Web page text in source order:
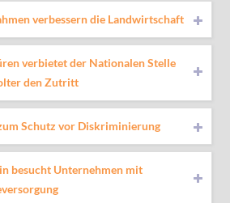
verbessern die Landwirtschaft
verbietet der Nationalen Stelle
den Zutritt
Schutz vor Diskriminierung
besucht Unternehmen mit